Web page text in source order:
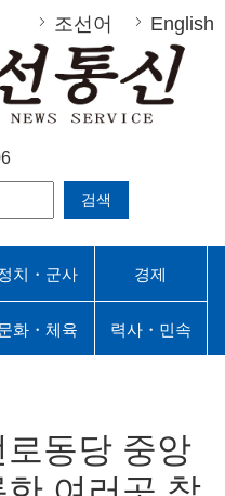
조선어 English
검색
치・군사 경제
화・체육 력사・민속
동당 중앙